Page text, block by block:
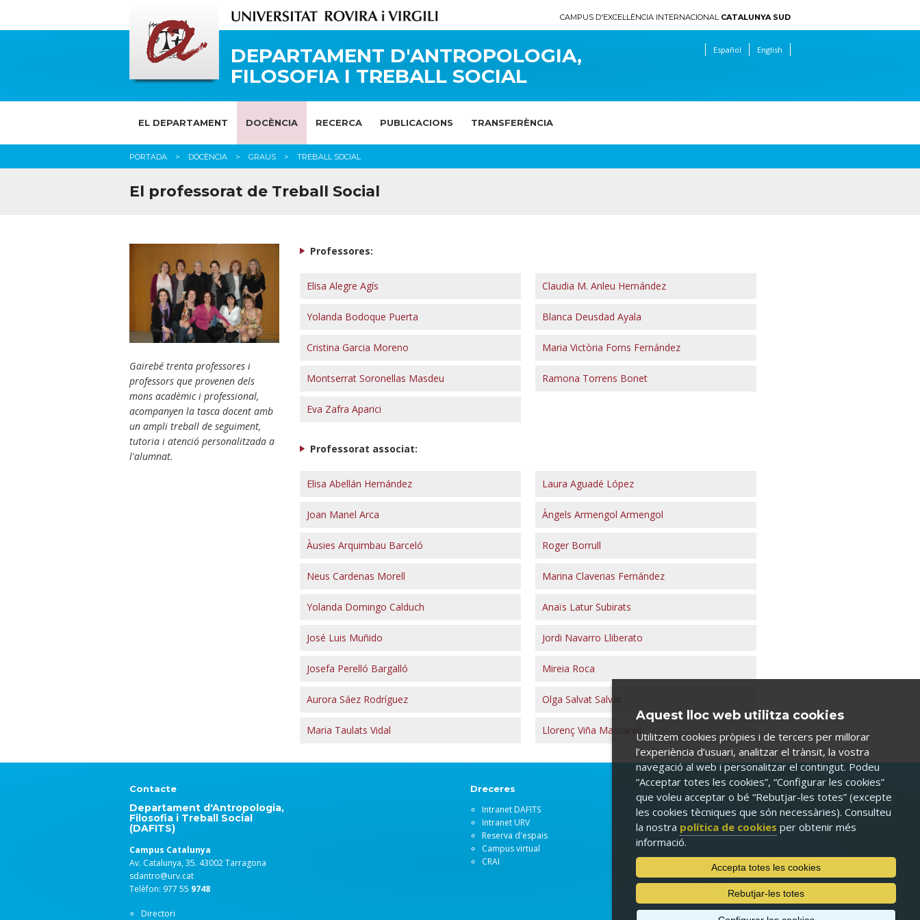
CAMPUS D'EXCEL·LÈNCIA INTERNACIONAL CATALUNYA SUD
DEPARTAMENT D'ANTROPOLOGIA,
FILOSOFIA I TREBALL SOCIAL
Español English
EL DEPARTAMENT DOCÈNCIA RECERCA PUBLICACIONS TRANSFERÈNCIA
PORTADA DOCÈNCIA GRAUS TREBALL SOCIAL
El professorat de Treball Social
Gairebé trenta professores i
professors que provenen dels
mons acadèmic i professional,
acompanyen la tasca docent amb
un ampli treball de seguiment,
tutoria i atenció personalitzada a
l'alumnat.
Professores:
Elisa Alegre Agís Claudia M. Anleu Hernández
Yolanda Bodoque Puerta Blanca Deusdad Ayala
Cristina Garcia Moreno Maria Victòria Forns Fernández
Montserrat Soronellas Masdeu Ramona Torrens Bonet
Eva Zafra Aparici
Professorat associat:
Elisa Abellán Hernández Laura Aguadé López
Joan Manel Arca Àngels Armengol Armengol
Àusies Arquimbau Barceló Roger Borrull
Neus Cardenas Morell Marina Claverias Fernández
Yolanda Domingo Calduch Anaïs Latur Subirats
José Luis Muñido Jordi Navarro Lliberato
Josefa Perelló Bargalló Mireia Roca
Aurora Sáez Rodríguez Olga Salvat Salvat
Maria Taulats Vidal Llorenç Viña Mascarell
Contacte
Departament d'Antropologia,
Filosofia i Treball Social
(DAFITS)
Campus Catalunya
Av. Catalunya, 35. 43002 Tarragona
sdantro@urv.cat
Telèfon: 977 55 9748
Directori
Dreceres
Intranet DAFITS
Intranet URV
Reserva d'espais
Campus virtual
CRAI
Aquest lloc web utilitza cookies
Utilitzem cookies pròpies i de tercers per millorar
l’experiència d’usuari, analitzar el trànsit, la vostra
navegació al web i personalitzar el contingut. Podeu
“Acceptar totes les cookies”, “Configurar les cookies”
que voleu acceptar o bé “Rebutjar-les totes” (excepte
les cookies tècniques que són necessàries). Consulteu
la nostra política de cookies per obtenir més
informació.
Accepta totes les cookies
Rebutjar-les totes